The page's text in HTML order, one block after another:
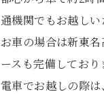
施設販
アクセス
通機関でもお越しい
お車の場合は新東
ースも完備しており
電車でお越しの際は